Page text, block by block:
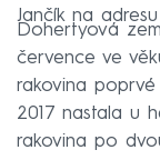
Jančík na
Dohertyová
července ve
rakovina
2017 nastala u
rakovina po